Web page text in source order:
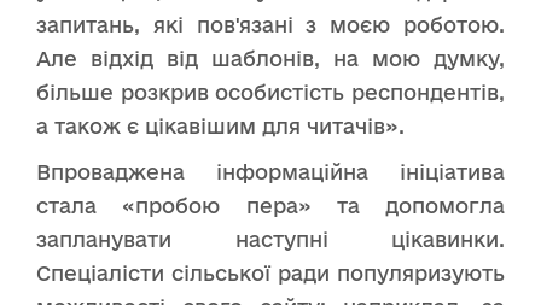
запитань, які пов'язані з моєю роботою.
Але відхід від шаблонів, на мою думку,
більше розкрив особистість респондентів,
а також є цікавішим для читачів».
Впроваджена інформаційна ініціатива
стала «пробою пера» та допомогла
запланувати наступні цікавинки.
Спеціалісти сільської ради популяризують